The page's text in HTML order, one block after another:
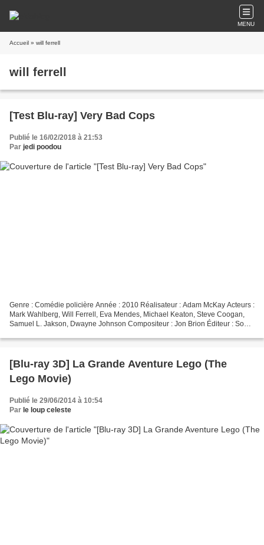
MENU
Accueil » will ferrell
will ferrell
[Test Blu-ray] Very Bad Cops
Publié le 16/02/2018 à 21:53
Par jedi poodou
Genre : Comédie policière Année : 2010 Réalisateur : Adam McKay Acteurs :
Mark Wahlberg, Will Ferrell, Eva Mendes, Michael Keaton, Steve Coogan,
Samuel L. Jakson, Dwayne Johnson Compositeur : Jon Brion Éditeur : Sony
[Blu-ray 3D] La Grande Aventure Lego (The
Lego Movie)
Publié le 29/06/2014 à 10:54
Par le loup celeste